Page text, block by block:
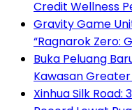
Credit Wellness
Gravity Game
“Ragnarok Zero:
Buka Peluang
Kawasan
Xinhua Silk Road: